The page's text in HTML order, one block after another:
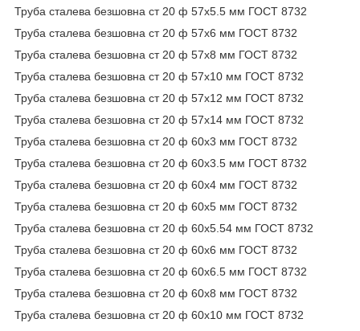
Труба сталева безшовна ст 20 ф 57х5.5 мм ГОСТ 8732
Труба сталева безшовна ст 20 ф 57х6 мм ГОСТ 8732
Труба сталева безшовна ст 20 ф 57х8 мм ГОСТ 8732
Труба сталева безшовна ст 20 ф 57х10 мм ГОСТ 8732
Труба сталева безшовна ст 20 ф 57х12 мм ГОСТ 8732
Труба сталева безшовна ст 20 ф 57х14 мм ГОСТ 8732
Труба сталева безшовна ст 20 ф 60х3 мм ГОСТ 8732
Труба сталева безшовна ст 20 ф 60х3.5 мм ГОСТ 8732
Труба сталева безшовна ст 20 ф 60х4 мм ГОСТ 8732
Труба сталева безшовна ст 20 ф 60х5 мм ГОСТ 8732
Труба сталева безшовна ст 20 ф 60х5.54 мм ГОСТ 8732
Труба сталева безшовна ст 20 ф 60х6 мм ГОСТ 8732
Труба сталева безшовна ст 20 ф 60х6.5 мм ГОСТ 8732
Труба сталева безшовна ст 20 ф 60х8 мм ГОСТ 8732
Труба сталева безшовна ст 20 ф 60х10 мм ГОСТ 8732